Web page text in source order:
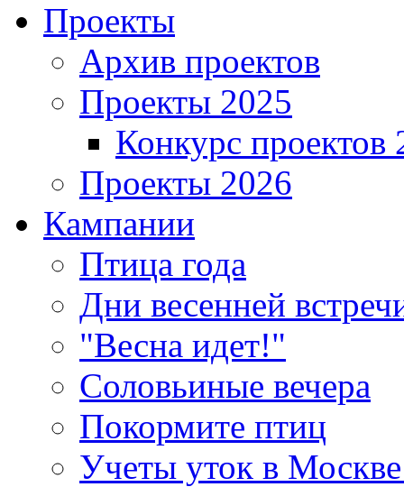
Проекты
Архив проектов
Проекты 2025
Конкурс проектов
Проекты 2026
Кампании
Птица года
Дни весенней
"Весна идет!"
Соловьиные вечера
Покормите птиц
Учеты уток в